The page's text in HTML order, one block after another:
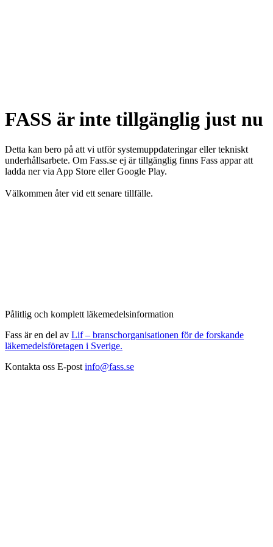
FASS är inte tillgänglig just nu
Detta kan bero på att vi utför systemuppdateringar eller tekniskt
underhållsarbete. Om Fass.se ej är tillgänglig finns Fass appar att
ladda ner via App Store eller Google Play.
Välkommen åter vid ett senare tillfälle.
Pålitlig och komplett läkemedelsinformation
Fass är en del av Lif – branschorganisationen för de forskande
läkemedelsföretagen i Sverige.
Kontakta oss E-post info@fass.se